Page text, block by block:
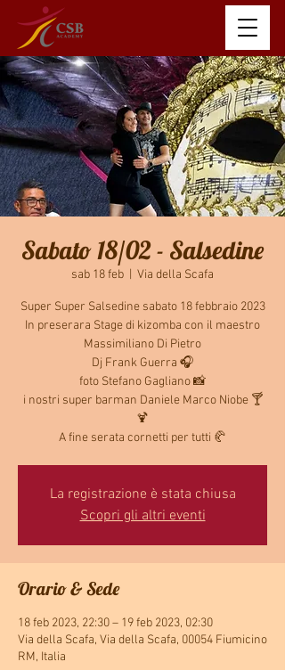
Sabato 18/02 - Salsedine
sab 18 feb Via della Scafa
Super Super Salsedine sabato 18 febbraio 2023
In preserara Stage di kizomba con il maestro
Massimiliano Di Pietro
Dj Frank Guerra 🎧
foto Stefano Gagliano 📸
i nostri super barman Daniele Marco Niobe 🍸
🍹
A fine serata cornetti per tutti 🥐
La registrazione è stata chiusa
Scopri gli altri eventi
Orario & Sede
18 feb 2023, 22:30 – 19 feb 2023, 02:30
Via della Scafa, Via della Scafa, 00054 Fiumicino
RM, Italia